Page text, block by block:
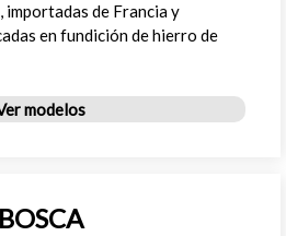
importadas de Francia y
en fundición de hierro de
modelos
BOSCA